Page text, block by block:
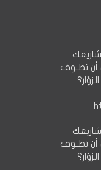
أن تطـوف
أن تطـوف